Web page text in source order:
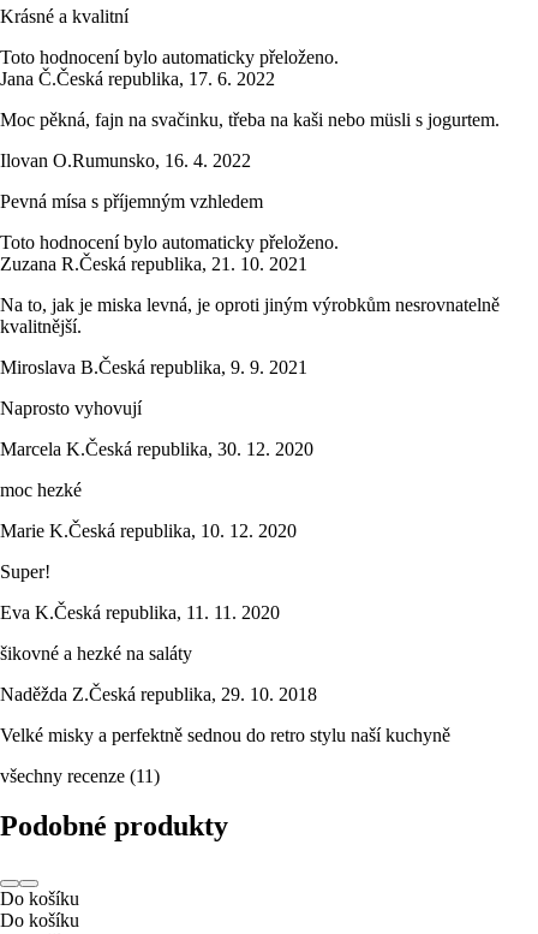
Krásné a kvalitní
Toto hodnocení bylo automaticky přeloženo.
Jana Č.Česká republika, 17. 6. 2022
Moc pěkná, fajn na svačinku, třeba na kaši nebo müsli s jogurtem.
Ilovan O.Rumunsko, 16. 4. 2022
Pevná mísa s příjemným vzhledem
Toto hodnocení bylo automaticky přeloženo.
Zuzana R.Česká republika, 21. 10. 2021
Na to, jak je miska levná, je oproti jiným výrobkům nesrovnatelně
kvalitnější.
Miroslava B.Česká republika, 9. 9. 2021
Naprosto vyhovují
Marcela K.Česká republika, 30. 12. 2020
moc hezké
Marie K.Česká republika, 10. 12. 2020
Super!
Eva K.Česká republika, 11. 11. 2020
šikovné a hezké na saláty
Naděžda Z.Česká republika, 29. 10. 2018
Velké misky a perfektně sednou do retro stylu naší kuchyně
všechny recenze (11)
Podobné produkty
Do košíku
Do košíku